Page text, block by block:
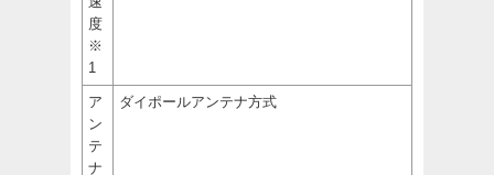
度
※
1
ア
ン
テ
ナ
ダイポールアンテナ方式